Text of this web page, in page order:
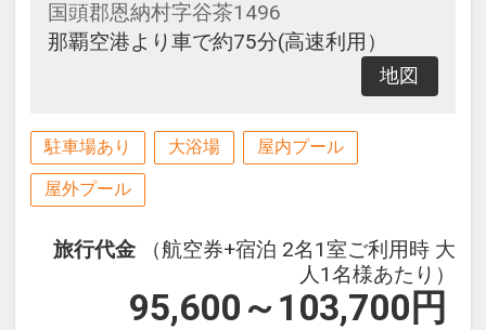
国頭郡恩納村字谷茶1496
那覇空港より車で約75分(高速利用）
地図
駐車場あり 大浴場 屋内プール
屋外プール
旅行代金
（航空券+宿泊 2名1室ご利用時 大
人1名様あたり）
95,600～103,700 円